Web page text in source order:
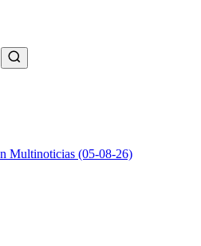
Multinoticias (05-08-26)